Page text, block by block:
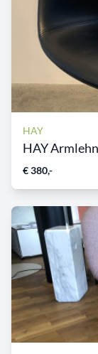
HAY
HAY
€ 380,-